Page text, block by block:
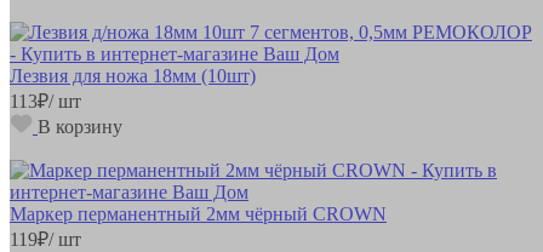
Лезвия для ножа 18мм (10шт)
113₽/ шт
В корзину
Маркер перманентный 2мм чёрный CROWN
119₽/ шт